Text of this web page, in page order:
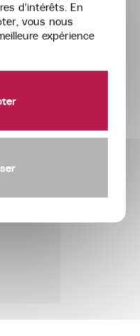
l’estimation
du
immobilier
d'intérêts. En
vous nous
expérience